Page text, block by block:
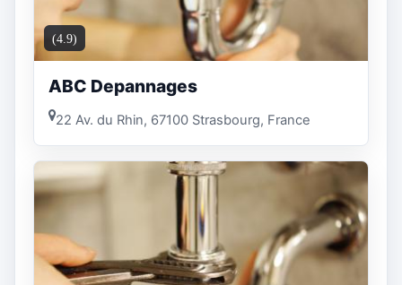
(4.9)
ABC Depannages
22 Av. du Rhin, 67100 Strasbourg, France